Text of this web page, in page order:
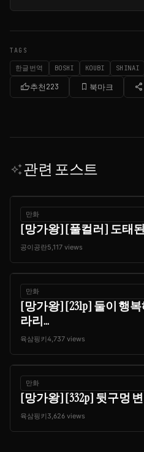
TAGS
한글번역 BOSHI KOUBI SHINAI
thumb_up추천223 bookmark_border 북마크 share
auto_awesome관련 포스트
만화
[망가왕] [풀컬러] 도태
공이공란5,117 views
만화
[망가왕] [231p] 둘이 행
라리...
육삼핑키4,737 views
만화
[망가왕] [332p] 뒷구멍
육삼핑키 3,626 views